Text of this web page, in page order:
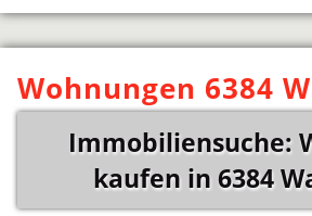
Wohnungen 6384
Immobiliensuche:
kaufen in 6384